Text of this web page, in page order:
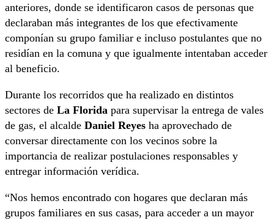
anteriores, donde se identificaron casos de personas que
declaraban más integrantes de los que efectivamente
componían su grupo familiar e incluso postulantes que no
residían en la comuna y que igualmente intentaban acceder
al beneficio.
Durante los recorridos que ha realizado en distintos
sectores de La Florida para supervisar la entrega de vales
de gas, el alcalde Daniel Reyes ha aprovechado de
conversar directamente con los vecinos sobre la
importancia de realizar postulaciones responsables y
entregar información verídica.
“Nos hemos encontrado con hogares que declaran más
grupos familiares en sus casas, para acceder a un mayor